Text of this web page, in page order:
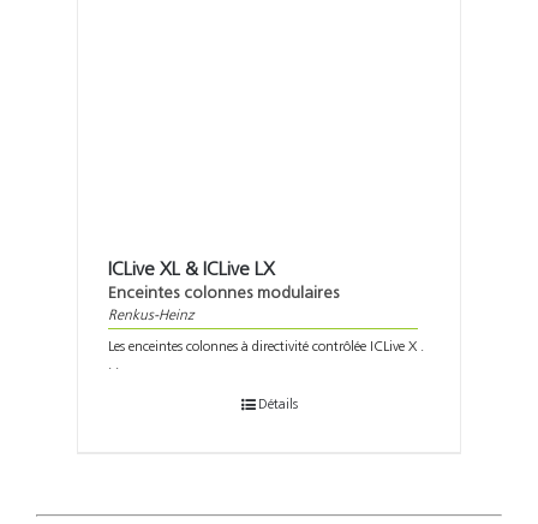
ICLive XL & ICLive LX
Enceintes colonnes modulaires
Renkus-Heinz
Les enceintes colonnes à directivité contrôlée ICLive X .
. .
Détails